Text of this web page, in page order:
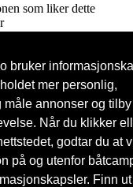
bruker
mer personlig,
måle annonser og tilby
Når du klikker
godtar du at
på og utenfor
Finn ut
som liker dette
L150F, D150H, 175D,
0 Likere
0 Likere